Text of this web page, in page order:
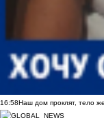
16:58Наш дом проклят, тело